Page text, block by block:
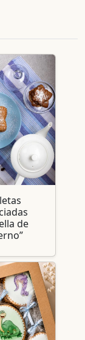
de